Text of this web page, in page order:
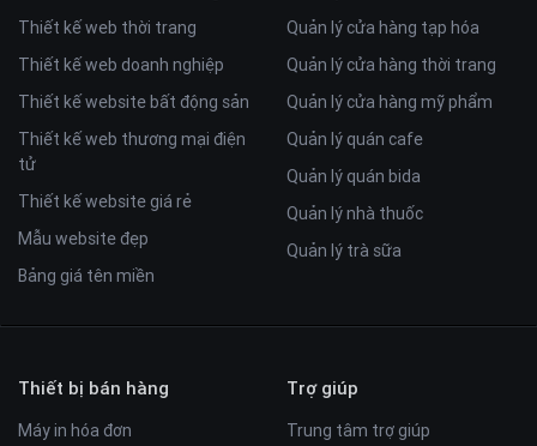
Thiết kế web thời trang
Thiết kế web doanh nghiệp
Thiết kế website bất động sản
Thiết kế web thương mại điện
tử
Thiết kế website giá rẻ
Mẫu website đẹp
Bảng giá tên miền
Quản lý cửa hàng tạp hóa
Quản lý cửa hàng thời trang
Quản lý cửa hàng mỹ phẩm
Quản lý quán cafe
Quản lý quán bida
Quản lý nhà thuốc
Quản lý trà sữa
Thiết bị bán hàng
Máy in hóa đơn
Trợ giúp
Trung tâm trợ giúp